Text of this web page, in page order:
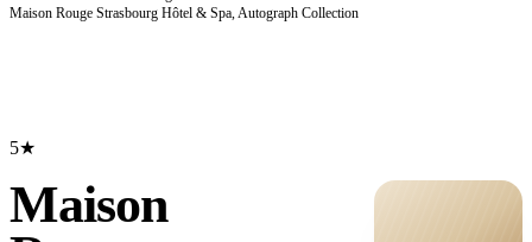
Maison Rouge Strasbourg Hôtel & Spa, Autograph Collection
5★
Maison